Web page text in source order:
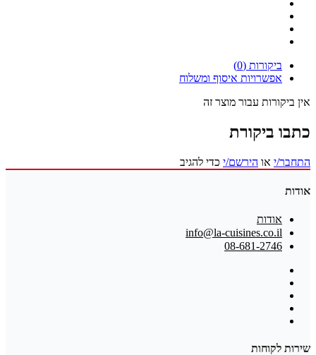
ביקורות (0)
אפשרויות איסוף ומשלוח
אין ביקורות עבור מוצר זה
כתבו ביקורת
התחבר/י או הירשם/י כדי להגיב
אודות
אודות
info@la-cuisines.co.il
08-681-2746
שירות לקוחות